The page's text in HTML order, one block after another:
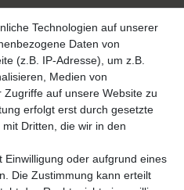
Technologien auf unserer
Daten von
(z.B. IP-Adresse), um z.B.
Medien von
auf unsere Website zu
erfolgt erst durch gesetzte
Dritten, die wir in den
oder aufgrund eines
Die Zustimmung kann erteilt